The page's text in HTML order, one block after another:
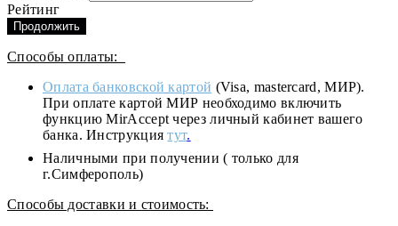
Рейтинг
Продолжить
Способы оплаты:
Оплата банковской картой (Visa, mastercard, МИР).
При оплате картой МИР необходимо включить
функцию MirAccept через личный кабинет вашего
банка. Инструкциятут.
Наличными при получении ( только для
г.Симферополь)
Способы доставки и стоимость: